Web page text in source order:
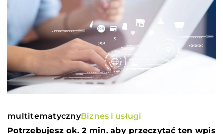
multitematycznyBiznes i usługi
Potrzebujesz ok. 2 min. aby przeczytać ten wpis